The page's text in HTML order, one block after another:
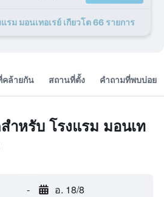
รม มอนเทอเรย์ เกียวโต 66 รายการ
คล้ายกัน สถานที่ตั้ง คำถามที่พบบ่อย
ำหรับ โรงแรม มอนเท
- อ. 18/8